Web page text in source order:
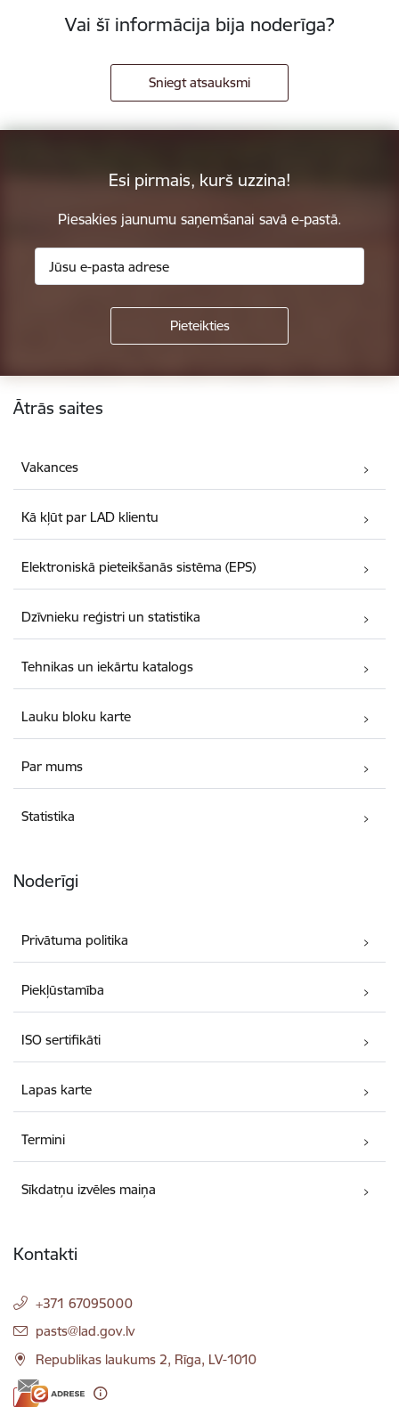
Vai šī informācija bija noderīga?
Sniegt atsauksmi
Esi pirmais, kurš uzzina!
Piesakies jaunumu saņemšanai savā e-pastā.
Kājene
Ātrās saites
Vakances
Kā kļūt par LAD klientu
Elektroniskā pieteikšanās sistēma (EPS)
Dzīvnieku reģistri un statistika
Tehnikas un iekārtu katalogs
Lauku bloku karte
Par mums
Statistika
Noderīgi
Privātuma politika
Piekļūstamība
ISO sertifikāti
Lapas karte
Termini
Sīkdatņu izvēles maiņa
Kontakti
+371 67095000
E-pasts:
pasts@lad.gov.lv
Republikas laukums 2, Rīga, LV-1010